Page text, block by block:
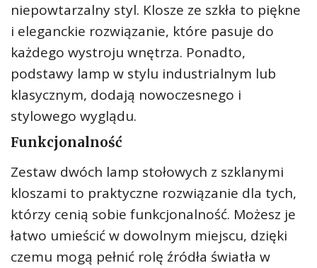
niepowtarzalny styl. Klosze ze szkła to piękne
i eleganckie rozwiązanie, które pasuje do
każdego wystroju wnętrza. Ponadto,
podstawy lamp w stylu industrialnym lub
klasycznym, dodają nowoczesnego i
stylowego wyglądu.
Funkcjonalność
Zestaw dwóch lamp stołowych z szklanymi
kloszami to praktyczne rozwiązanie dla tych,
którzy cenią sobie funkcjonalność. Możesz je
łatwo umieścić w dowolnym miejscu, dzięki
czemu mogą pełnić rolę źródła światła w